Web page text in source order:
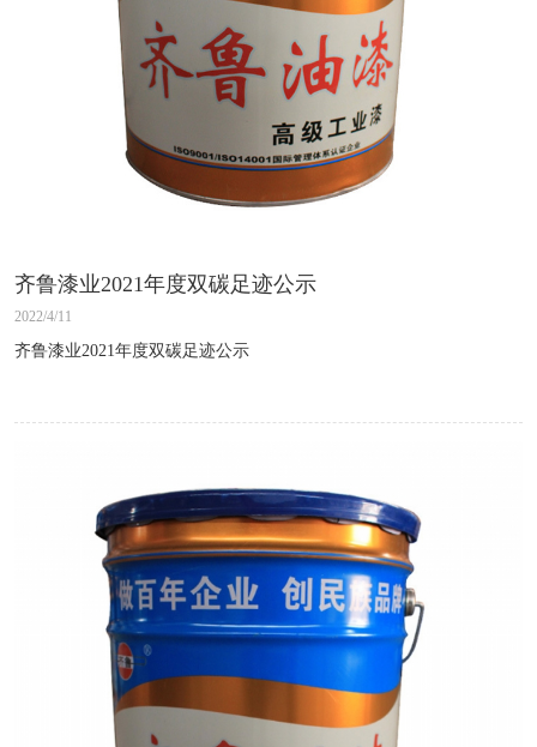
齐鲁漆业2021年度双碳足迹公示
2022/4/11
齐鲁漆业2021年度双碳足迹公示